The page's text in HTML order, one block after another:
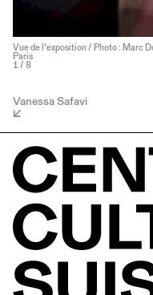
Vue de l’exposition / Photo : Marc
Paris
1 / 8
Vanessa Safavi